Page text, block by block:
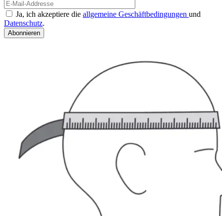
Ja, ich akzeptiere die allgemeine Geschäftbedingungen und
Datenschutz.
Abonnieren